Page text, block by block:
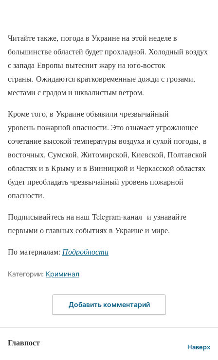
Читайте также, погода в Украине на этой неделе в
большинстве областей будет прохладной. Холодный воздух
с запада Европы вытеснит жару на юго-восток
страны. Ожидаются кратковременные дожди с грозами,
местами с градом и шквалистым ветром.
Кроме того, в Украине объявили чрезвычайный
уровень пожарной опасности. Это означает угрожающее
сочетание высокой температуры воздуха и сухой погоды, в
восточных, Сумской, Житомирской, Киевской, Полтавской
областях и в Крыму и в Винницкой и Черкасской областях
будет преобладать чрезвычайный уровень пожарной
опасности.
Подписывайтесь на наш Telegram-канал и узнавайте
первыми о главных событиях в Украине и мире.
По материалам: Подробности
Категории: Криминал
Добавить комментарий
Главпост Наверх